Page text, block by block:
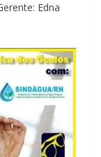
Edna